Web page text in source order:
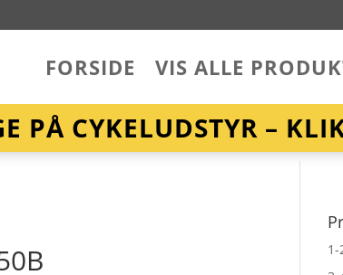
FORSIDE VIS ALLE
PÅ CYKELUDSTYR –